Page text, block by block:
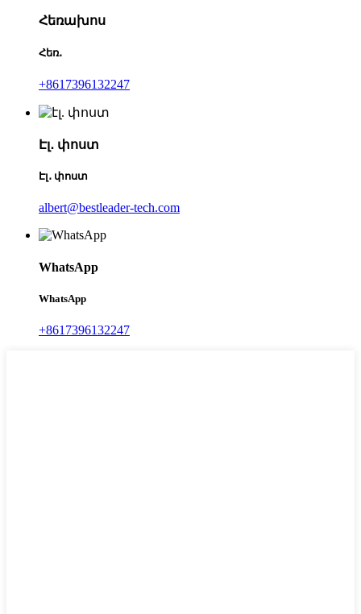
Հեռախոս
Հեռ․
+8617396132247
Էլ․ փոստ
Էլ․ փոստ
albert@bestleader-tech.com
WhatsApp
WhatsApp
+8617396132247